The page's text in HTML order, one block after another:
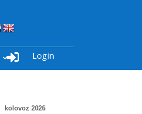
 Login
kolovoz 2026